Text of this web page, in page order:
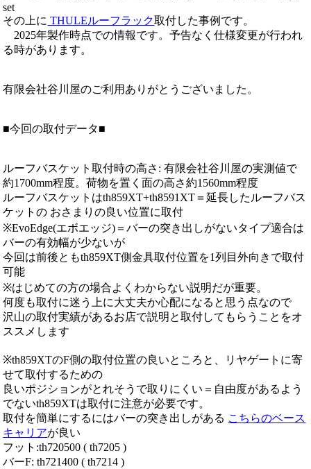
set
その上に THULEルーフラック取付した事例です。
2025年製作時点での情報です。予告なく仕様変更が行われ
る時があります。
有限会社谷川屋のご利用ありがとうございました。
■今回の取付データ■
ルーフバスケット取付時の高さ: 有限会社谷川屋の実測値で
約1700mm程度。荷物を置く面の高さ約1560mm程度
ルーフバスケットはth859XT+th8591XT＝延長したルーフバス
ケットの おさまりの良い位置に取付
※EvoEdge(エボエッジ)＝バーの突き出しがないタイプ適合は
バーの有効幅が少ないが
今回は前後ともth859XT側金具取付位置を1列目外向きで取付
可能
※はじめての方の場合よくわからない説明だが重要。
何度も取付に迷う上に大丈夫か心配になると思う点なので
沢山の取付実績があるお店で説明と取付してもらうことをオ
ススメします
※th859XTのF側の取付位置の良いところと、リヤゲートに寄
せて取付するための
良いポジションがとれそうで取りにくい＝自由度があるよう
でないth859XTは取付に注意が必要です。
取付を簡単にするにはバーの突き出しがある こちらのベース
キャリアが良い
フット:th720500 ( th7205 )
バーF: th721400 ( th7214 )